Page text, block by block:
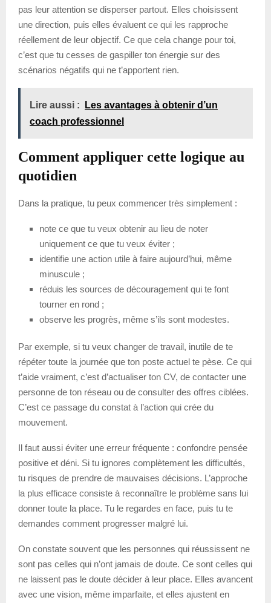
pas leur attention se disperser partout. Elles choisissent
une direction, puis elles évaluent ce qui les rapproche
réellement de leur objectif. Ce que cela change pour toi,
c’est que tu cesses de gaspiller ton énergie sur des
scénarios négatifs qui ne t’apportent rien.
Lire aussi :
Les avantages à obtenir d’un
coach professionnel
Comment appliquer cette logique au
quotidien
Dans la pratique, tu peux commencer très simplement :
note ce que tu veux obtenir au lieu de noter
uniquement ce que tu veux éviter ;
identifie une action utile à faire aujourd’hui, même
minuscule ;
réduis les sources de découragement qui te font
tourner en rond ;
observe les progrès, même s’ils sont modestes.
Par exemple, si tu veux changer de travail, inutile de te
répéter toute la journée que ton poste actuel te pèse. Ce qui
t’aide vraiment, c’est d’actualiser ton CV, de contacter une
personne de ton réseau ou de consulter des offres ciblées.
C’est ce passage du constat à l’action qui crée du
mouvement.
Il faut aussi éviter une erreur fréquente : confondre pensée
positive et déni. Si tu ignores complètement les difficultés,
tu risques de prendre de mauvaises décisions. L’approche
la plus efficace consiste à reconnaître le problème sans lui
donner toute la place. Tu le regardes en face, puis tu te
demandes comment progresser malgré lui.
On constate souvent que les personnes qui réussissent ne
sont pas celles qui n’ont jamais de doute. Ce sont celles qui
ne laissent pas le doute décider à leur place. Elles avancent
avec une vision, même imparfaite, et elles ajustent en